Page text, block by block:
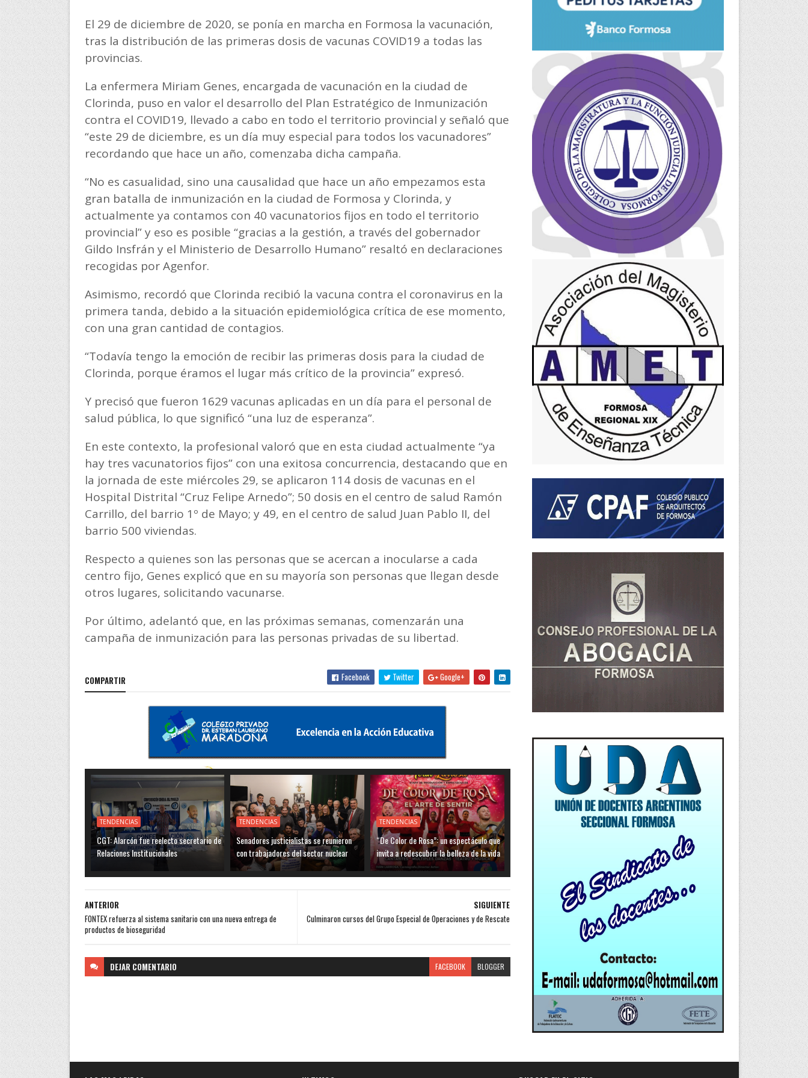
El 29 de diciembre de 2020, se ponía en marcha en Formosa la vacunación,
tras la distribución de las primeras dosis de vacunas COVID19 a todas las
provincias.
La enfermera Miriam Genes, encargada de vacunación en la ciudad de
Clorinda, puso en valor el desarrollo del Plan Estratégico de Inmunización
contra el COVID19, llevado a cabo en todo el territorio provincial y señaló que
“este 29 de diciembre, es un día muy especial para todos los vacunadores”
recordando que hace un año, comenzaba dicha campaña.
“No es casualidad, sino una causalidad que hace un año empezamos esta
gran batalla de inmunización en la ciudad de Formosa y Clorinda, y
actualmente ya contamos con 40 vacunatorios fijos en todo el territorio
provincial” y eso es posible “gracias a la gestión, a través del gobernador
Gildo Insfrán y el Ministerio de Desarrollo Humano” resaltó en declaraciones
recogidas por Agenfor.
Asimismo, recordó que Clorinda recibió la vacuna contra el coronavirus en la
primera tanda, debido a la situación epidemiológica crítica de ese momento,
con una gran cantidad de contagios.
“Todavía tengo la emoción de recibir las primeras dosis para la ciudad de
Clorinda, porque éramos el lugar más crítico de la provincia” expresó.
Y precisó que fueron 1629 vacunas aplicadas en un día para el personal de
salud pública, lo que significó “una luz de esperanza”.
En este contexto, la profesional valoró que en esta ciudad actualmente “ya
hay tres vacunatorios fijos” con una exitosa concurrencia, destacando que en
la jornada de este miércoles 29, se aplicaron 114 dosis de vacunas en el
Hospital Distrital “Cruz Felipe Arnedo”; 50 dosis en el centro de salud Ramón
Carrillo, del barrio 1º de Mayo; y 49, en el centro de salud Juan Pablo II, del
barrio 500 viviendas.
Respecto a quienes son las personas que se acercan a inocularse a cada
centro fijo, Genes explicó que en su mayoría son personas que llegan desde
otros lugares, solicitando vacunarse.
Por último, adelantó que, en las próximas semanas, comenzarán una
campaña de inmunización para las personas privadas de su libertad.
COMPARTIR Facebook Twitter Google+
TENDENCIAS
CGT: Alarcón fue reelecto secretario de
Relaciones Institucionales
TENDENCIAS
Senadores justicialistas se reunieron
con trabajadores del sector nuclear
TENDENCIAS
“De Color de Rosa”: un espectáculo que
invita a redescubrir la belleza de la vida
SIGUIENTE
Culminaron cursos del Grupo Especial de Operaciones y de Rescate
ANTERIOR
FONTEX refuerza al sistema sanitario con una nueva entrega de
productos de bioseguridad
DEJAR COMENTARIO FACEBOOK BLOGGER